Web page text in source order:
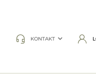
KONTAKT